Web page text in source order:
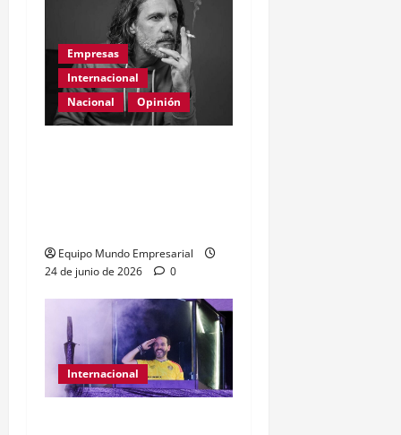
Empresas
Internacional
Nacional
Opinión
Equipo Mundo Empresarial
24 de junio de 2026
0
Internacional